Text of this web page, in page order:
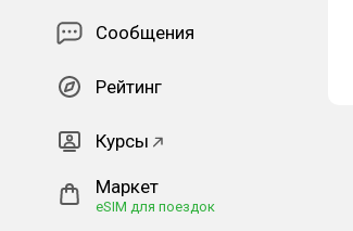
Сообщения
Рейтинг
Курсы
Маркет
eSIM для поездок